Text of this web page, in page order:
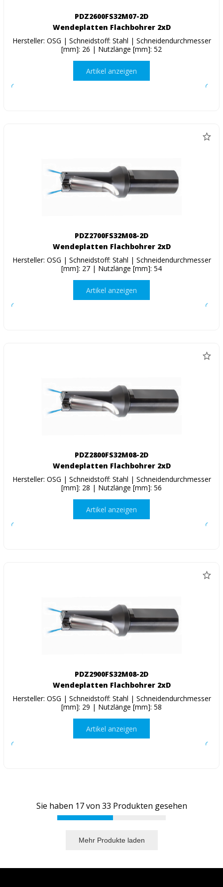
PDZ2600FS32M07-2D
Wendeplatten Flachbohrer 2xD
Hersteller: OSG | Schneidstoff: Stahl | Schneidendurchmesser
[mm]: 26 | Nutzlänge [mm]: 52
Artikel anzeigen
PDZ2700FS32M08-2D
Wendeplatten Flachbohrer 2xD
Hersteller: OSG | Schneidstoff: Stahl | Schneidendurchmesser
[mm]: 27 | Nutzlänge [mm]: 54
Artikel anzeigen
PDZ2800FS32M08-2D
Wendeplatten Flachbohrer 2xD
Hersteller: OSG | Schneidstoff: Stahl | Schneidendurchmesser
[mm]: 28 | Nutzlänge [mm]: 56
Artikel anzeigen
PDZ2900FS32M08-2D
Wendeplatten Flachbohrer 2xD
Hersteller: OSG | Schneidstoff: Stahl | Schneidendurchmesser
[mm]: 29 | Nutzlänge [mm]: 58
Artikel anzeigen
Sie haben 17von 33 Produkten gesehen
Mehr Produkte laden